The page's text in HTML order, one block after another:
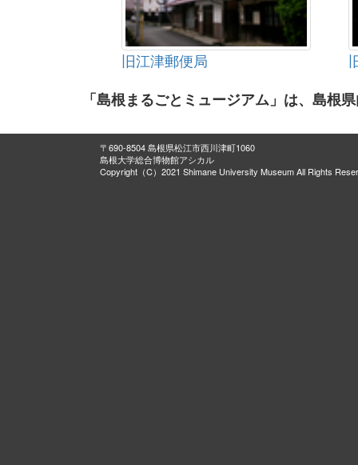
旧江津郵便局
「島根まるごとミュージアム」は、島根
〒690-8504 島根県松江市西川津町1060
島根大学総合博物館アシカル
Copyright（C）2021 Shimane University Museum All Rights